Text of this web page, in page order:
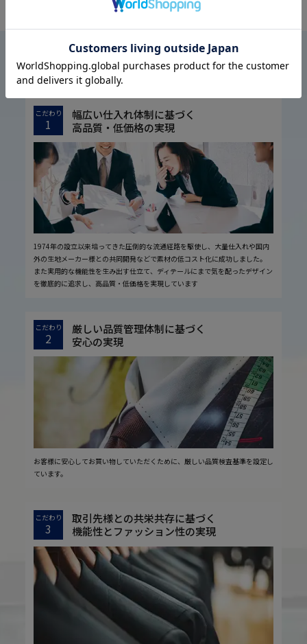
OFFICIAL SNS
はるやまについて
こだわり
1
幅広い仕入れ体制に基づく
高品質・低価格の実現
1974年の設立以来培ってきた圧倒的な流通経路を駆使し、大量仕入れや国内
外の生地メーカー様との共同開発などで素材の低コスト化に成功しました。
また実用的な機能性を生み出す仕立て、ディテールにまで気を配ったデザイン
を徹底的に追求し、高品質・低価格を実現しています
こだわり
2
厳しい品質管理体制に基づく
安心の実現
お客様に安心してお買い物していただくために、厳しい品質検査基準を設定し
ています。
こだわり
3
取引先様との共栄共存に基づく
機能性とファッション性の実現